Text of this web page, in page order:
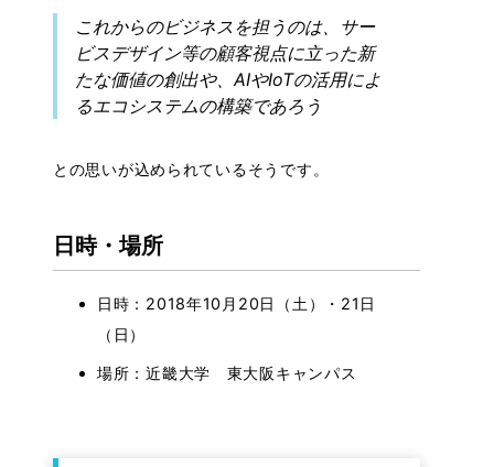
これからのビジネスを担うのは、サー
ビスデザイン等の顧客視点に立った新
たな価値の創出や、AIやIoTの活用によ
るエコシステムの構築であろう
との思いが込められているそうです。
日時・場所
日時：2018年10月20日（土）・21日
（日）
場所：近畿大学 東大阪キャンパス